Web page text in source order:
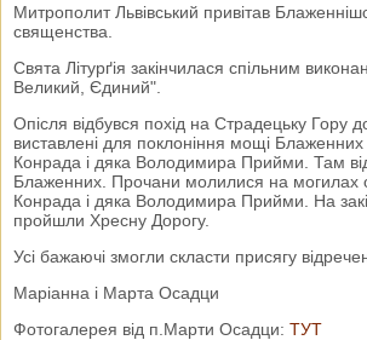
Митрополит Львівський привітав
священства.
Свята Літурґія закінчилася спільним
Великий, Єдиний".
Опісля відбувся похід на Страдецьку Гору
виставлені для поклоніння мощі
Конрада і дяка Володимира Прийми. Там
Блаженних. Прочани молилися на могилах
Конрада і дяка Володимира Прийми. На
пройшли Хресну Дорогу.
Усі бажаючі змогли скласти присягу
Маріанна і Марта Осадци
Фотогалерея від п.Марти Осадци: ТУТ